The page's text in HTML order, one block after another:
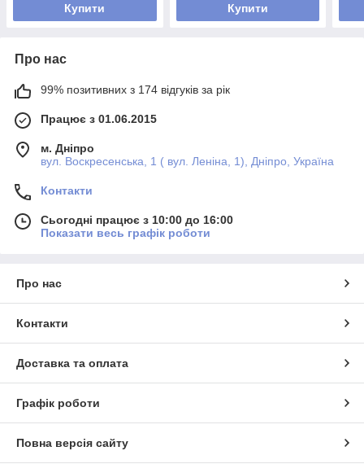
Купити Купити
Про нас
99% позитивних з 174 відгуків за рік
Працює з 01.06.2015
м. Дніпро
вул. Воскресенська, 1 ( вул. Леніна, 1), Дніпро, Україна
Контакти
Сьогодні працює з 10:00 до 16:00
Показати весь графік роботи
Про нас
Контакти
Доставка та оплата
Графік роботи
Повна версія сайту